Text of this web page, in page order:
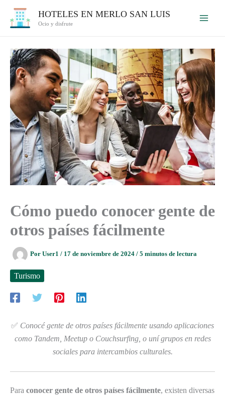
HOTELES EN MERLO SAN LUIS
Ocio y disfrute
Cómo puedo conocer gente de
otros países fácilmente
Por User1 / 17 de noviembre de 2024 / 5 minutos de lectura
Turismo
✅ Conocé gente de otros países fácilmente usando aplicaciones
como Tandem, Meetup o Couchsurfing, o uní grupos en redes
sociales para intercambios culturales.
Para conocer gente de otros países fácilmente, existen diversas